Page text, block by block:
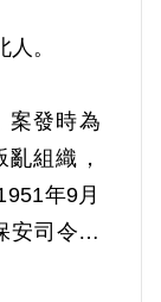
。
案發時為
組織，
年9月
安司令部
亂之組